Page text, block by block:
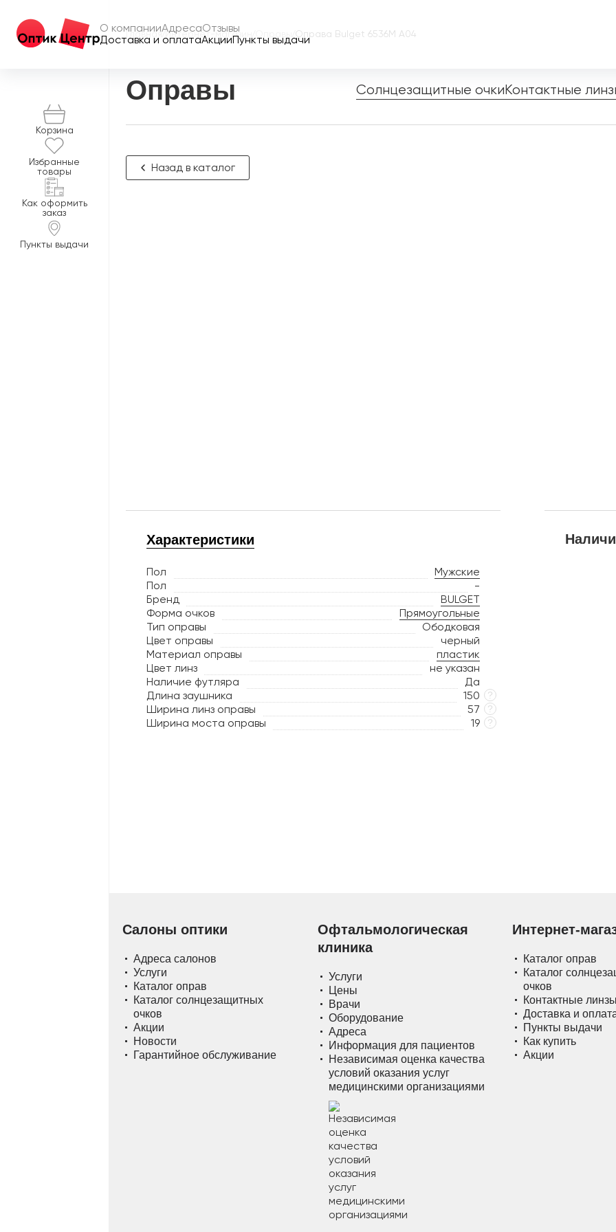
О компанииАдресаОтзывы
Доставка и оплатаАкцииПункты выдачи
Корзина
Избранные
товары
Как оформить
заказ
Пункты выдачи
Главная/ Интернет-магазин Оправа Bulget 6536M A04
Оправы Солнцезащитные очкиКонтактные
Назад в каталог
Характеристики
Пол
Мужские
Пол
-
Бренд
BULGET
Форма очков
Прямоугольные
Тип оправы
Ободковая
Цвет оправы
черный
Материал оправы
пластик
Цвет линз
не указан
Наличие футляра
Да
Длина заушника
150 ?
Ширина линз оправы 57 ?
Ширина моста оправы 19 ?
Салоны оптики
Адреса салонов
Услуги
Каталог оправ
Каталог солнцезащитных
очков
Акции
Новости
Гарантийное обслуживание
Офтальмологическая
клиника
Услуги
Цены
Врачи
Оборудование
Адреса
Информация для пациентов
Независимая оценка качества
условий оказания услуг
медицинскими организациями
Интернет-
Каталог оправ
Каталог
очков
Контактные линзы
Доставка и
Пункты выдачи
Как купить
Акции